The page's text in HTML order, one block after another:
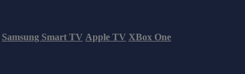
Samsung Smart TV Apple TV XBox One